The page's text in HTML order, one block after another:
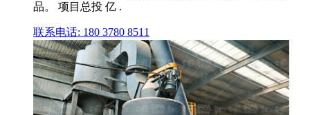
品。 项目总投 亿 .
联系电话: 180 3780 8511